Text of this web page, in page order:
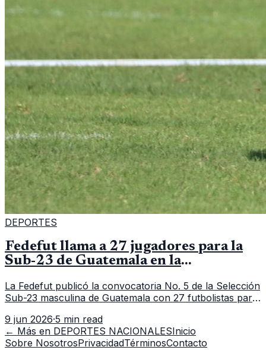
DEPORTES
Fedefut llama a 27 jugadores para la
Sub-23 de Guatemala en la
La Fedefut publicó la convocatoria No. 5 de la Selección
Sub-23 masculina de Guatemala con 27 futbolistas para
9 jun 2026·5 min read
← Más en DEPORTES NACIONALESInicio
Sobre NosotrosPrivacidadTérminosContacto